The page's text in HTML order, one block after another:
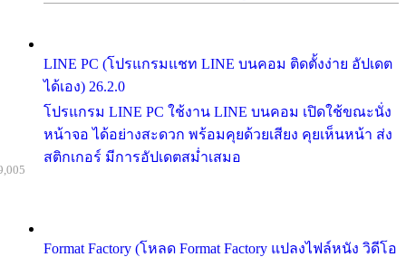
LINE PC (โปรแกรมแชท LINE บนคอม ติดตั้งง่าย อัปเดต
ได้เอง) 26.2.0
โปรแกรม LINE PC ใช้งาน LINE บนคอม เปิดใช้ขณะนั่ง
หน้าจอ ได้อย่างสะดวก พร้อมคุยด้วยเสียง คุยเห็นหน้า ส่ง
สติกเกอร์ มีการอัปเดตสม่ำเสมอ
Format Factory (โหลด Format Factory แปลงไฟล์หนัง วิดีโอ